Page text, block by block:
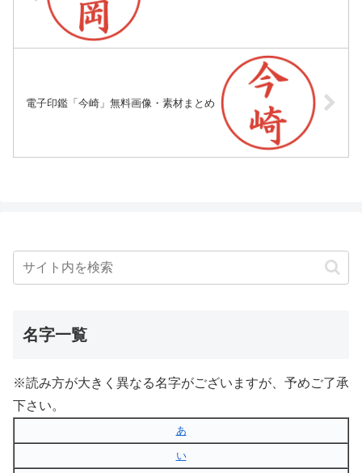
電子印鑑「今崎」無料画像・素材まとめ
名字一覧
※読み方が大きく異なる名字がございますが、予めご了承
下さい。
あ
い